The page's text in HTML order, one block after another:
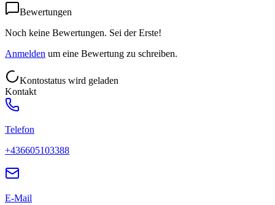
Bewertungen
Noch keine Bewertungen. Sei der Erste!
Anmelden um eine Bewertung zu schreiben.
Kontostatus wird geladen
Kontakt
Telefon
+436605103388
E-Mail